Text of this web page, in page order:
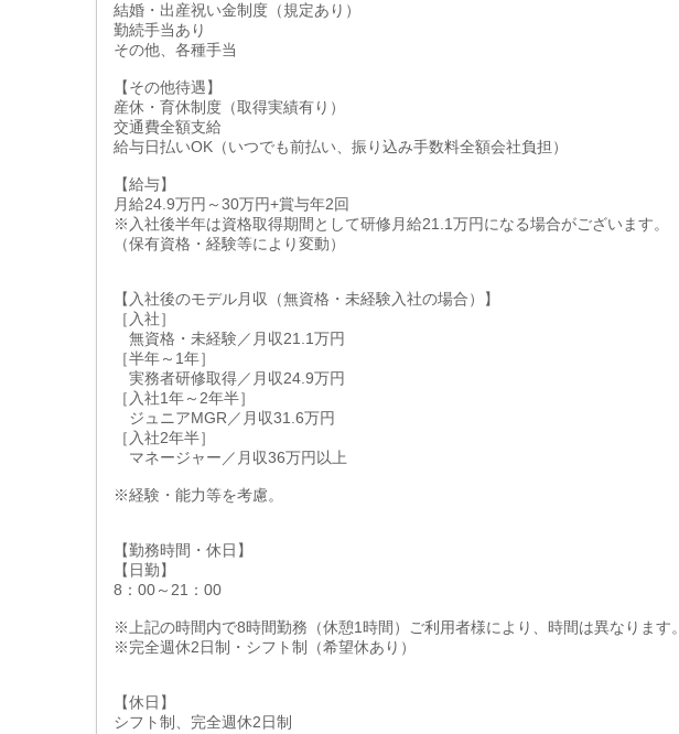
結婚・出産祝い金制度（規定あり）
勤続手当あり
その他、各種手当
【その他待遇】
産休・育休制度（取得実績有り）
交通費全額支給
給与日払いOK（いつでも前払い、振り込み手数料全額会社負担）
【給与】
月給24.9万円～30万円+賞与年2回
※入社後半年は資格取得期間として研修月給21.1万円になる場合がございます。
（保有資格・経験等により変動）
【入社後のモデル月収（無資格・未経験入社の場合）】
［入社］
無資格・未経験／月収21.1万円
［半年～1年］
実務者研修取得／月収24.9万円
［入社1年～2年半］
ジュニアMGR／月収31.6万円
［入社2年半］
マネージャー／月収36万円以上
※経験・能力等を考慮。
【勤務時間・休日】
【日勤】
8：00～21：00
※上記の時間内で8時間勤務（休憩1時間）ご利用者様により、時間は異なります。
※完全週休2日制・シフト制（希望休あり）
【休日】
シフト制、完全週休2日制